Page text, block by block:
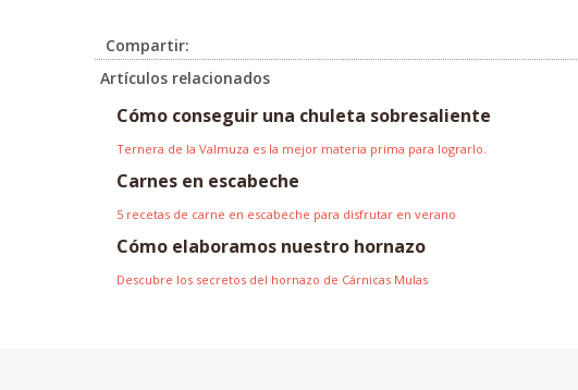
Compartir:
Artículos relacionados
Cómo conseguir una chuleta sobresaliente
Ternera de la Valmuza es la mejor materia prima para lograrlo.
Carnes en escabeche
5 recetas de carne en escabeche para disfrutar en verano
Cómo elaboramos nuestro hornazo
Descubre los secretos del hornazo de Cárnicas Mulas